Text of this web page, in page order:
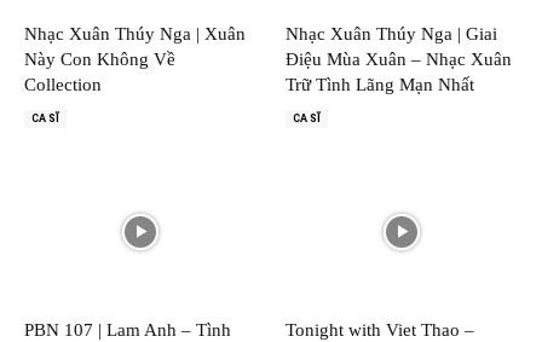
Nhạc Xuân Thúy Nga | Xuân
Này Con Không Về
Collection
CA SĨ
Nhạc Xuân Thúy Nga | Giai
Điệu Mùa Xuân – Nhạc Xuân
Trữ Tình Lãng Mạn Nhất
CA SĨ
PBN 107 | Lam Anh – Tình
Tonight with Viet Thao –